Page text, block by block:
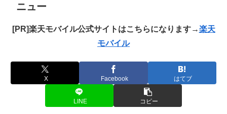
ニュー
[PR]楽天モバイル公式サイトはこちらになります→楽天
モバイル
X Facebook はてブ
LINE コピー